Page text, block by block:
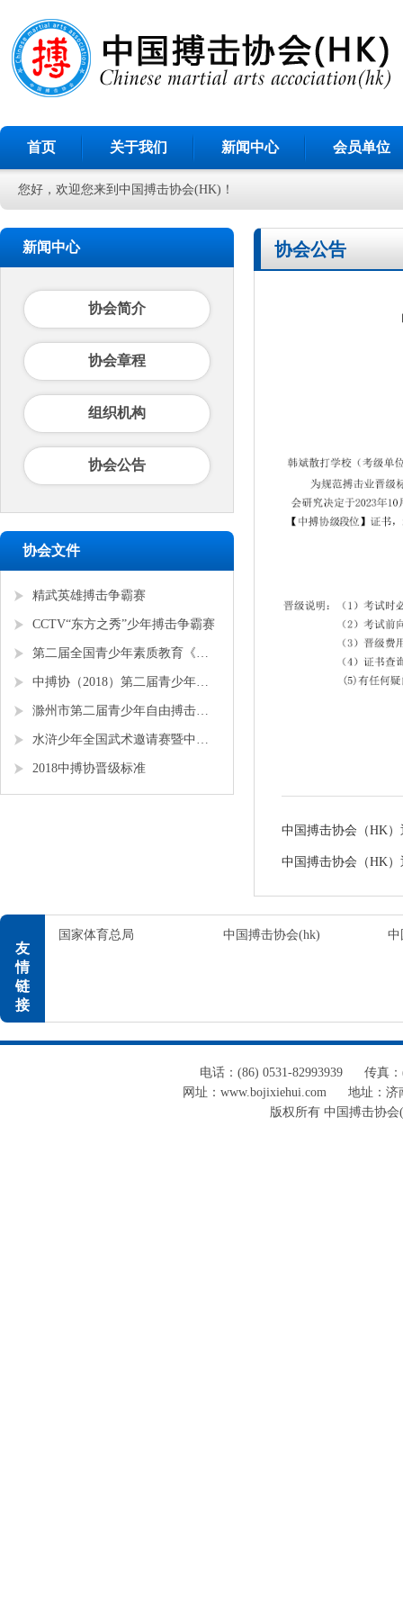
首页 关于我们 新闻中心 会员单位
您好，欢迎您来到中国搏击协会(HK)！
新闻中心
协会简介
协会章程
组织机构
协会公告
协会文件
精武英雄搏击争霸赛
CCTV“东方之秀”少年搏击争霸赛
第二届全国青少年素质教育《勇者争锋》搏击锦标赛
中搏协（2018）第二届青少年锦标赛
滁州市第二届青少年自由搏击全国邀请赛
水浒少年全国武术邀请赛暨中搏协青少年搏击锦标赛
2018中搏协晋级标准
协会公告
中国搏击协会（HK）
中国搏击协会（HK）
友
情
链
接
国家体育总局 中国搏击协会(hk) 中
电话：(86) 0531-82993939
传真
网址：www.bojixiehui.com
地址：济
版权所有 中国搏击协会